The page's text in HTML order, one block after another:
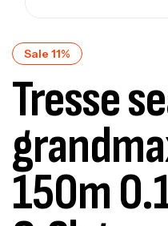
Sale 11%
Tresse
150m